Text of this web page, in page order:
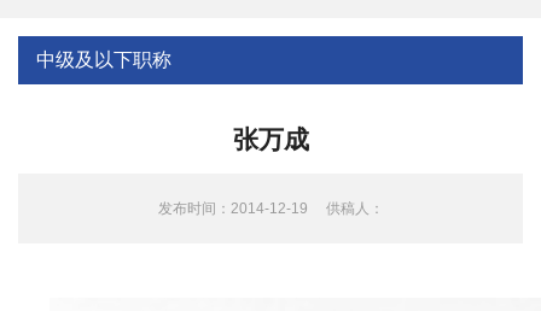
中级及以下职称
张万成
发布时间：2014-12-19 供稿人：